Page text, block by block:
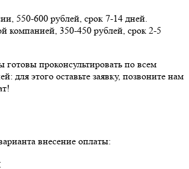
550-600 рублей, срок 7-14 дней.
компанией, 350-450 рублей, срок 2-5
проконсультировать по всем
для этого оставьте заявку, позвоните нам
внесение оплаты: